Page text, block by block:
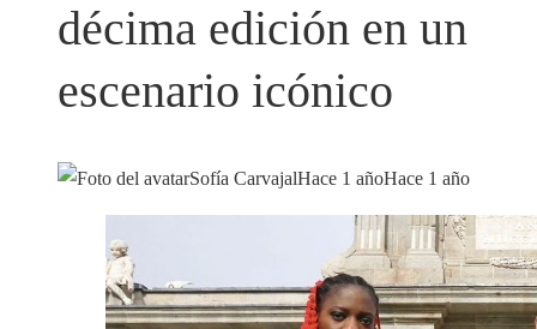
décima edición en un
escenario icónico
Sofía CarvajalHace 1 añoHace 1 año